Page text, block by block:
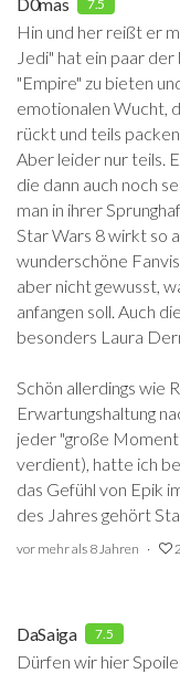
7.5
Hin und her reißt er
Jedi" hat ein paar
"Empire" zu bieten
emotionalen Wucht,
rückt und teils
Aber leider nur teils.
die dann auch noch
man in ihrer
Star Wars 8 wirkt so
wunderschöne
aber nicht gewusst,
anfangen soll. Auch
besonders Laura
Schön allerdings wie
Erwartungshaltung
jeder "große
verdient), hatte ich
das Gefühl von Epik
des Jahres gehört
vor mehr als 8 Jahren 2
DaSaiga 7.5
Dürfen wir hier